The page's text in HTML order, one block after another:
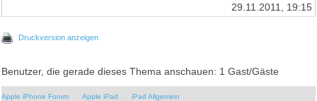
29.11.2011, 19:15
Druckversion anzeigen
Benutzer, die gerade dieses Thema anschauen: 1 Gast/Gäste
Apple iPhone Forum Apple iPad iPad Allgemein